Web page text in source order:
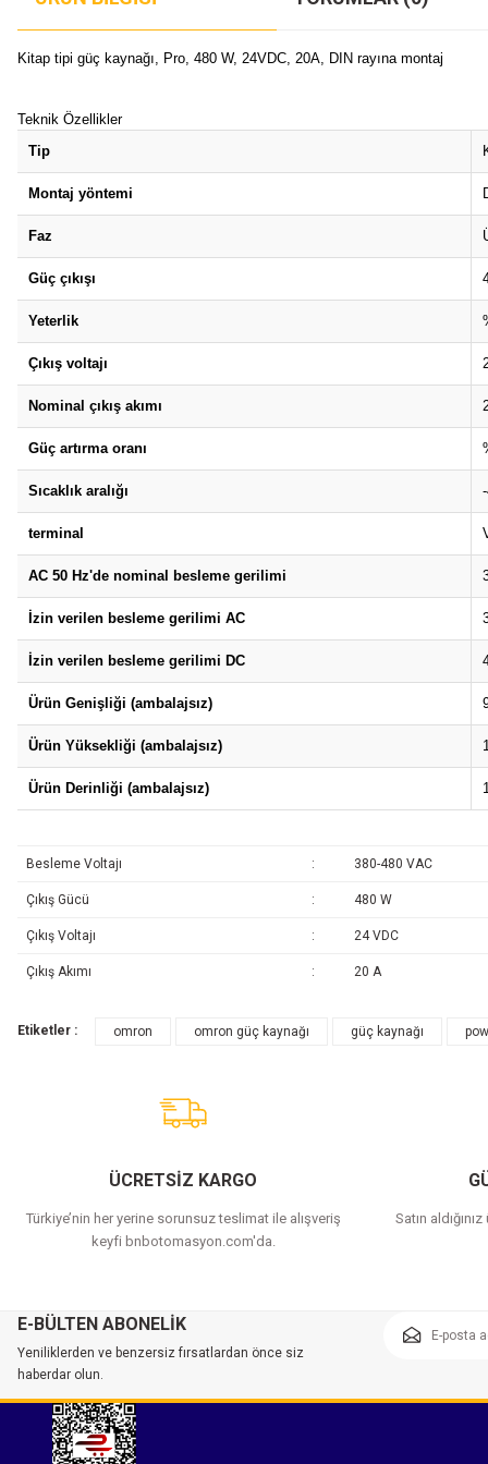
Kitap tipi güç kaynağı, Pro, 480 W, 24VDC, 20A, DIN rayına montaj
Teknik Özellikler
Tip
Montaj yöntemi
Faz
Güç çıkışı
Yeterlik
Çıkış voltajı
Nominal çıkış akımı
Güç artırma oranı
Sıcaklık aralığı
terminal
AC 50 Hz'de nominal besleme gerilimi
İzin verilen besleme gerilimi AC
İzin verilen besleme gerilimi DC
Ürün Genişliği (ambalajsız)
Ürün Yüksekliği (ambalajsız)
Ürün Derinliği (ambalajsız)
Besleme Voltajı : 380-480 VAC
Çıkış Gücü : 480 W
Çıkış Voltajı : 24 VDC
Çıkış Akımı : 20 A
Etiketler : omron omron güç kaynağı güç kaynağı
ÜCRETSİZ KARGO
Türkiye’nin her yerine sorunsuz teslimat ile alışveriş
keyfi bnbotomasyon.com'da.
Satın
E-BÜLTEN ABONELİK
Yeniliklerden ve benzersiz fırsatlardan önce siz
haberdar olun.